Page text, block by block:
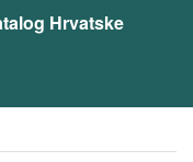
Hrvatske